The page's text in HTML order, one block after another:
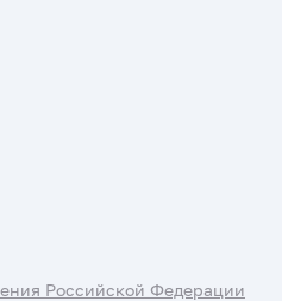
Российской Федерации